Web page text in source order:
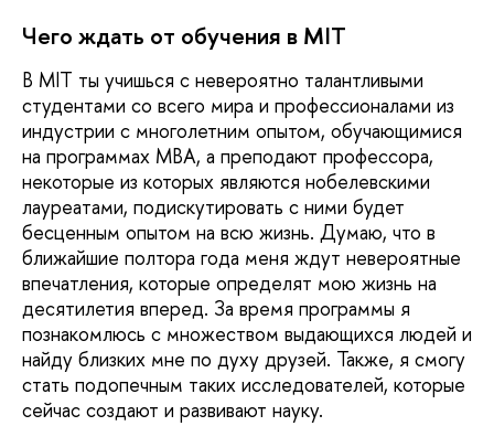
Чего ждать от обучения в MIT
В MIT ты учишься с невероятно талантливыми
студентами со всего мира и профессионалами из
индустрии с многолетним опытом, обучающимися
на программах MBA, а преподают профессора,
некоторые из которых являются нобелевскими
лауреатами, подискутировать с ними будет
бесценным опытом на всю жизнь. Думаю, что в
ближайшие полтора года меня ждут невероятные
впечатления, которые определят мою жизнь на
десятилетия вперед. За время программы я
познакомлюсь с множеством выдающихся людей и
найду близких мне по духу друзей. Также, я смогу
стать подопечным таких исследователей, которые
сейчас создают и развивают науку.